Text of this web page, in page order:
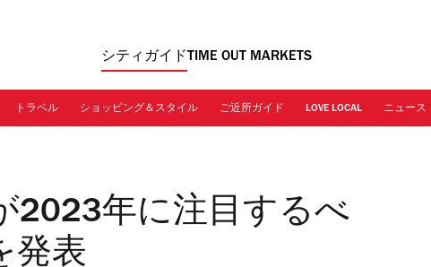
シティガイド TIME OUT MARKETS
トラベル ショッピング＆スタイル ご近所ガイド LOVE LOCAL ニュース
2023年に注目するべ
発表